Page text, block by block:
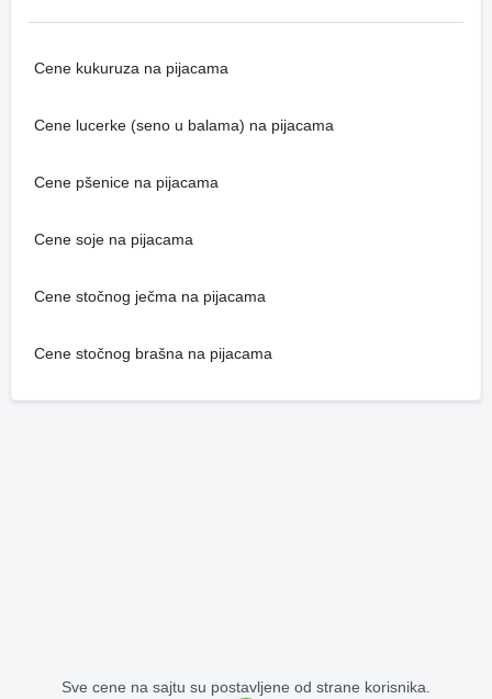
Cene kukuruza na pijacama
Cene lucerke (seno u balama) na pijacama
Cene pšenice na pijacama
Cene soje na pijacama
Cene stočnog ječma na pijacama
Cene stočnog brašna na pijacama
Sve cene na sajtu su postavljene od strane korisnika.